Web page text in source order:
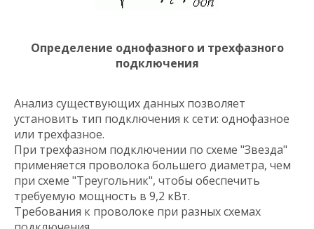
Определение однофазного и трехфазного
подключения
Анализ существующих данных позволяет
установить тип подключения к сети: однофазное
или трехфазное.
При трехфазном подключении по схеме "Звезда"
применяется проволока большего диаметра, чем
при схеме "Треугольник", чтобы обеспечить
требуемую мощность в 9,2 кВт.
Требования к проволоке при разных схемах